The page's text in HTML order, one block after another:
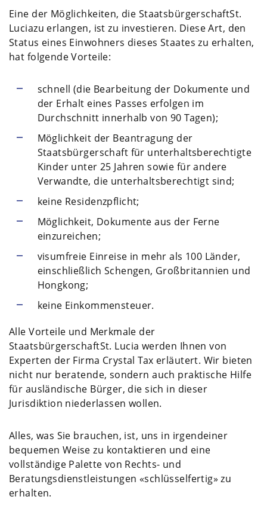
Eine der Möglichkeiten, die StaatsbürgerschaftSt.
Luciazu erlangen, ist zu investieren. Diese Art, den
Status eines Einwohners dieses Staates zu erhalten,
hat folgende Vorteile:
schnell (die Bearbeitung der Dokumente und
der Erhalt eines Passes erfolgen im
Durchschnitt innerhalb von 90 Tagen);
Möglichkeit der Beantragung der
Staatsbürgerschaft für unterhaltsberechtigte
Kinder unter 25 Jahren sowie für andere
Verwandte, die unterhaltsberechtigt sind;
keine Residenzpflicht;
Möglichkeit, Dokumente aus der Ferne
einzureichen;
visumfreie Einreise in mehr als 100 Länder,
einschließlich Schengen, Großbritannien und
Hongkong;
keine Einkommensteuer.
Alle Vorteile und Merkmale der
StaatsbürgerschaftSt. Lucia werden Ihnen von
Experten der Firma Crystal Tax erläutert. Wir bieten
nicht nur beratende, sondern auch praktische Hilfe
für ausländische Bürger, die sich in dieser
Jurisdiktion niederlassen wollen.
Alles, was Sie brauchen, ist, uns in irgendeiner
bequemen Weise zu kontaktieren und eine
vollständige Palette von Rechts- und
Beratungsdienstleistungen «schlüsselfertig» zu
erhalten.